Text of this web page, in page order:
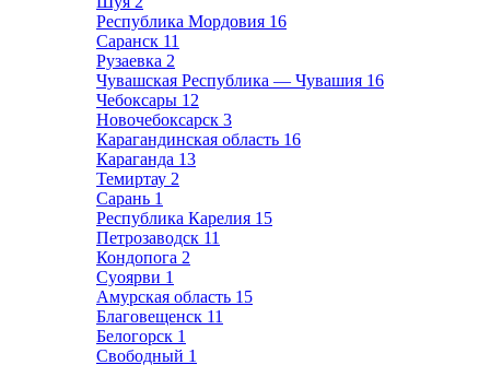
Республика Мордовия 16
Саранск 11
Рузаевка 2
Чувашская Республика — Чувашия 16
Чебоксары 12
Новочебоксарск 3
Карагандинская область 16
Караганда 13
Темиртау 2
Сарань 1
Республика Карелия 15
Петрозаводск 11
Кондопога 2
Суоярви 1
Амурская область 15
Благовещенск 11
Белогорск 1
Свободный 1